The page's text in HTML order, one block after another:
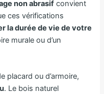
non abrasif convient
ces vérifications
la durée de vie de votre
murale ou d’un
placard ou d’armoire,
. Le bois naturel